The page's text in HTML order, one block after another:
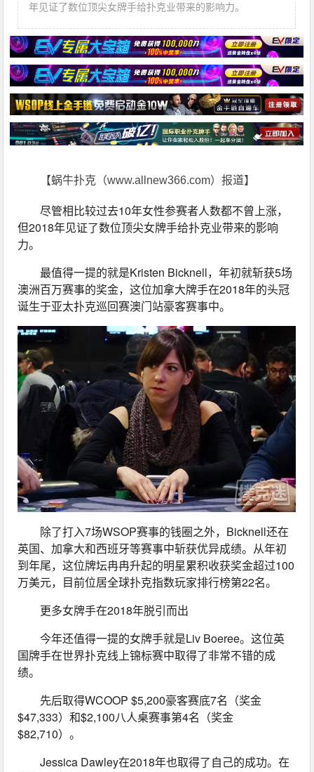
年见证了数位顶尖女牌手给扑克业带来的影响力。
【蜗牛扑克（www.allnew366.com）报道】
尽管相比较过去10年女性参赛者人数都不曾上涨，
但2018年见证了数位顶尖女牌手给扑克业带来的影响
力。
最值得一提的就是Kristen Bicknell，年初就斩获5场
澳洲百万赛事的奖金，这位加拿大牌手在2018年的头冠
诞生于亚太扑克巡回赛澳门站豪客赛事中。
除了打入7场WSOP赛事的钱圈之外，Bicknell还在
英国、加拿大和西班牙等赛事中斩获优异成绩。从年初
到年尾，这位牌坛冉冉升起的明星累积收获奖金超过100
万美元，目前位居全球扑克指数玩家排行榜第22名。
更多女牌手在2018年脱引而出
今年还值得一提的女牌手就是Liv Boeree。这位英
国牌手在世界扑克线上锦标赛中取得了非常不错的成
绩。
先后取得WCOOP $5,200豪客赛底7名（奖金
$47,333）和$2,100八人桌赛事第4名（奖金
$82,710）。
Jessica Dawley在2018年也取得了自己的成功。在